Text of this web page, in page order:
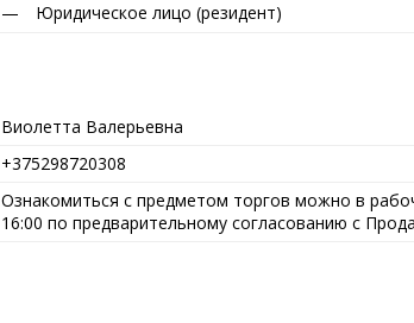
Юридическое лицо (резидент)
Виолетта Валерьевна
+375298720308
Ознакомиться с предметом торгов можно в
16:00 по предварительному согласованию с